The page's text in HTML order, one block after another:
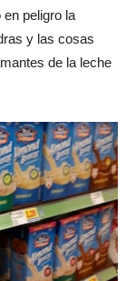
peligro la
y las cosas
de la leche